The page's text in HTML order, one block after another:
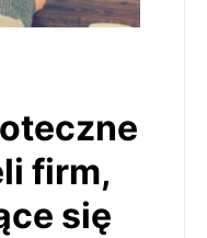
firm,
się